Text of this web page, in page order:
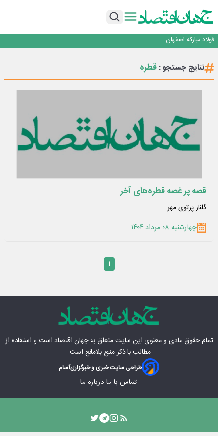
تداوم صعود مس در بازارهای جهانی؛ قیمت فلز سرخ از ۱۴هزار دلار در هر تن عبور کرد
فولاد مبارکه اصفهان
تجدیدپذیر با حضور استاندار اصفهان
گفتگو با کاوه معلمی، مدیر حسابداری مدیریت فولادسنگان
تداوم صعود مس در بازارهای جهانی؛ قیمت فلز سرخ از ۱۴هزار دلار در هر تن عبور کرد
نتایج جستجو :قطره
قصه پر غصه قطره‌های آخر
گلناز پرتوی مهر
چهارشنبه ۰۸ مرداد ۱۴۰۴
۱
تمام حقوق مادی‌ و معنوی این سایت متعلق بهجهان اقتصاد است و استفاده از
مطالب با ذکر منبع بلامانع است.
طراحی سایت خبری و خبرگزاریآسام
تماس با ما درباره ما